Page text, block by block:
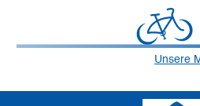
Unsere